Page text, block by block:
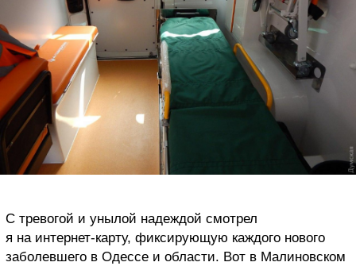
С тревогой и унылой надеждой смотрел
я на интернет-карту, фиксирующую каждого нового
заболевшего в Одессе и области. Вот в Малиновском